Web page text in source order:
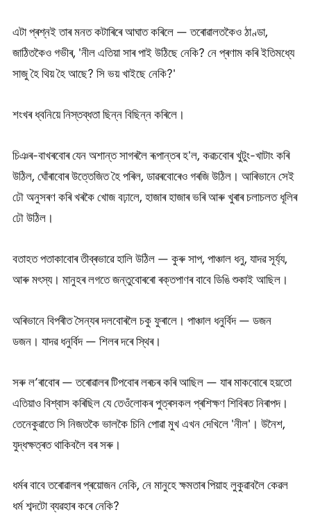
এটা প্ৰশ্নই তাৰ মনত কটাৰিৰে আঘাত কৰিলে — তৰোৱালতকৈও ঠাণ্ডা,
জাঠিতকৈও গভীৰ, 'নীল এতিয়া সাৰ পাই উঠিছে নেকি? নে প্ৰণাম কৰি ইতিমধ্যে
সাজু হৈ থিয় হৈ আছে? সি ভয় খাইছে নেকি?'
শংখৰ ধ্বনিয়ে নিস্তব্ধতা ছিন্ন বিছিন্ন কৰিলে।
চিঞৰ-বাখৰবোৰ যেন অশান্ত সাগৰলৈ ৰূপান্তৰ হ'ল, কৱচবোৰ খুটুং-খাটাং কৰি
উঠিল, ঘোঁৰাবোৰ উত্তেজিত হৈ পৰিল, ডাৱৰবোৰেও গৰজি উঠিল। আৰিভানে সেই
ঢৌ অনুসৰণ কৰি খৰকৈ খোজ বঢ়ালে, হাজাৰ হাজাৰ ভৰি আৰু খুৰাৰ চলাচলত ধূলিৰ
ঢৌ উঠিল।
বতাহত পতাকাবোৰ তীব্ৰভাৱে হালি উঠিল — কুৰু সাপ, পাঞ্চাল ধনু, যাদৱ সূৰ্য্য,
আৰু মৎস্য। মানুহৰ লগতে জন্তুবোৰৰো ৰক্তপাণৰ বাবে ডিঙি শুকাই আছিল।
অৰিভানে বিপৰীত সৈন্যৰ দলবোৰলৈ চকু ফুৰালে। পাঞ্চাল ধনুৰ্বিদ — ডজন
ডজন। যাদৱ ধনুৰ্বিদ — শিলৰ দৰে স্থিৰ।
সৰু ল’ৰাবোৰ — তৰোৱালৰ টিপবোৰ লৰচৰ কৰি আছিল — যাৰ মাকবোৰে হয়তো
এতিয়াও বিশ্বাস কৰিছিল যে তেওঁলোকৰ পুত্ৰসকল প্ৰশিক্ষণ শিবিৰত নিৰাপদ।
তেনেকুৱাতে সি নিজতকৈ ভালকৈ চিনি পোৱা মুখ এখন দেখিলে 'নীল'। উনৈশ,
যুদ্ধক্ষত্ৰত থাকিবলৈ বৰ সৰু।
ধৰ্মৰ বাবে তৰোৱালৰ প্ৰয়োজন নেকি, নে মানুহে ক্ষমতাৰ পিয়াহ লুকুৱাবলৈ কেৱল
ধৰ্ম শব্দটো ব্যৱহাৰ কৰে নেকি?